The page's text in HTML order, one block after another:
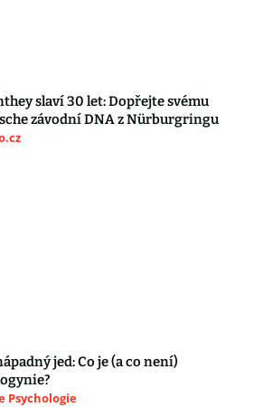
slaví 30 let: Dopřejte svému
závodní DNA z Nürburgringu
jed: Co je (a co není)
Psychologie